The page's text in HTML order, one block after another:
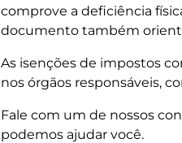
comprove a deficiência
documento também
As isenções de impostos
nos órgãos responsáveis,
Fale com um de nossos
podemos ajudar você.